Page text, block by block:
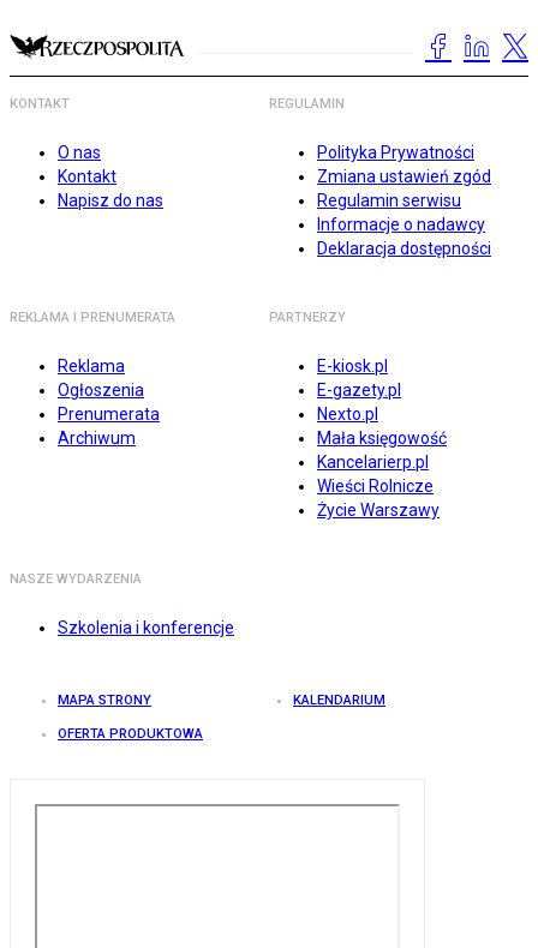
KONTAKT
O nas
Kontakt
Napisz do nas
REGULAMIN
Polityka Prywatności
Zmiana ustawień zgód
Regulamin serwisu
Informacje o nadawcy
Deklaracja dostępności
REKLAMA I PRENUMERATA
Reklama
Ogłoszenia
Prenumerata
Archiwum
PARTNERZY
E-kiosk.pl
E-gazety.pl
Nexto.pl
Mała księgowość
Kancelarierp.pl
Wieści Rolnicze
Życie Warszawy
NASZE WYDARZENIA
Szkolenia i konferencje
MAPA STRONY KALENDARIUM
OFERTA PRODUKTOWA